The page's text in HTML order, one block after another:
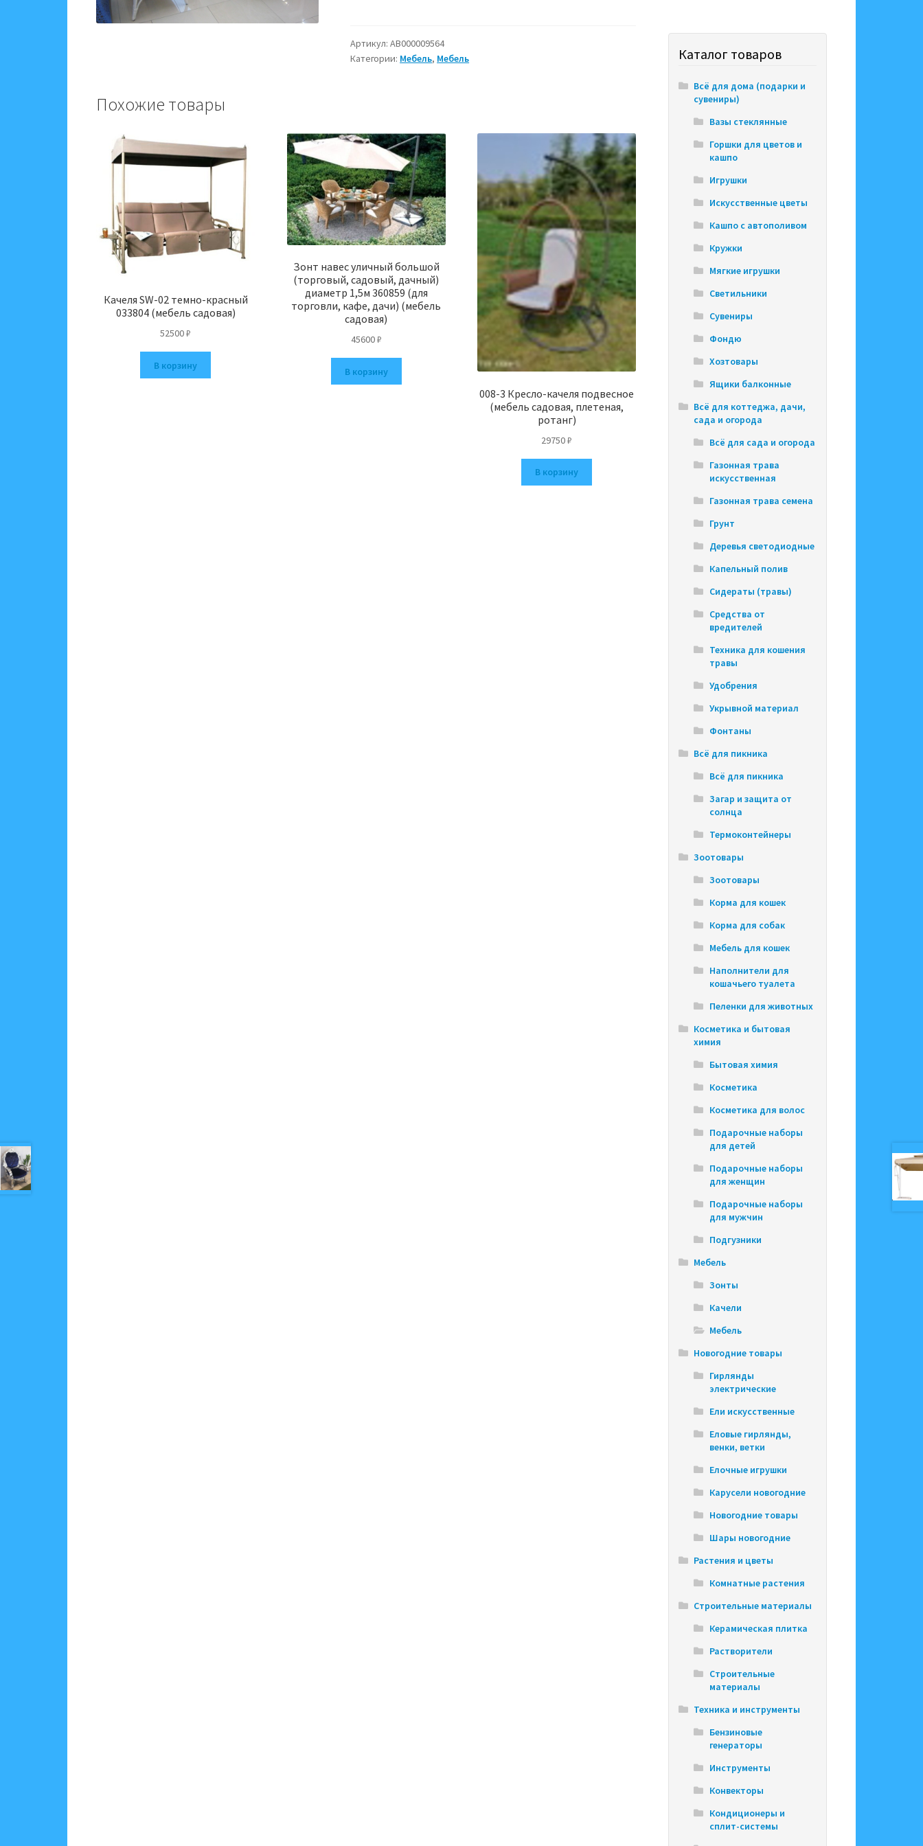
Стол,
диванчик,
2
3
10028-
6
(мебель
садовая,
плетеная,
ротанг)
Артикул:АВ000009564
Категории: Мебель, Мебель
Похожие товары
Качеля SW-02 темно-красный
033804 (мебель садовая)
52500₽
В корзину
Зонт навес уличный большой
(торговый, садовый, дачный)
диаметр 1,5м 360859 (для
торговли, кафе, дачи) (мебель
садовая)
45600₽
В корзину
008-3 Кресло-качеля подвесное
(мебель садовая, плетеная,
ротанг)
29750₽
В корзину
Каталог товаров
Всё для дома (подарки и
сувениры)
Вазы стеклянные
Горшки для цветов и
кашпо
Игрушки
Искусственные цветы
Кашпо с автополивом
Кружки
Мягкие игрушки
Светильники
Сувениры
Фондю
Хозтовары
Ящики балконные
Всё для коттеджа, дачи,
сада и огорода
Всё для сада и огорода
Газонная трава
искусственная
Газонная трава семена
Грунт
Деревья светодиодные
Капельный полив
Сидераты (травы)
Средства от
вредителей
Техника для кошения
травы
Удобрения
Укрывной материал
Фонтаны
Всё для пикника
Всё для пикника
Загар и защита от
солнца
Термоконтейнеры
Зоотовары
Зоотовары
Корма для кошек
Корма для собак
Мебель для кошек
Наполнители для
кошачьего туалета
Пеленки для животных
Косметика и бытовая
химия
Бытовая химия
Косметика
Косметика для волос
Подарочные наборы
для детей
Подарочные наборы
для женщин
Подарочные наборы
для мужчин
Подгузники
Мебель
Зонты
Качели
Мебель
Новогодние товары
Гирлянды
электрические
Ели искусственные
Еловые гирлянды,
венки, ветки
Елочные игрушки
Карусели новогодние
Новогодние товары
Шары новогодние
Растения и цветы
Комнатные растения
Строительные материалы
Керамическая плитка
Растворители
Строительные
материалы
Техника и инструменты
Бензиновые
генераторы
Инструменты
Конвекторы
Кондиционеры и
сплит-системы